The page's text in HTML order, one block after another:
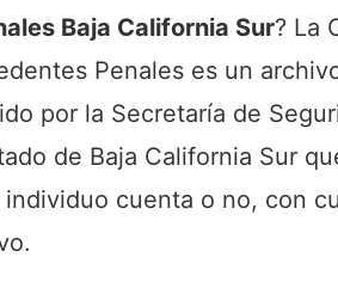
Baja California Sur? La
Penales es un
por la Secretaría de
de Baja California Sur
individuo cuenta o no, con